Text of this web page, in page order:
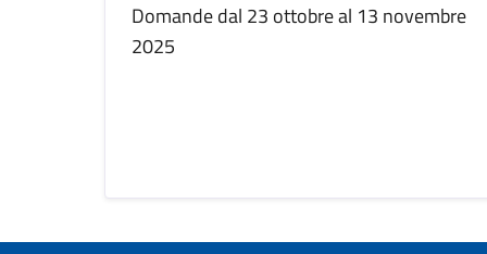
Domande dal 23 ottobre al 13 novembre
2025